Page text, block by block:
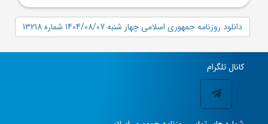
دانلود روزنامه جمهوری اسلامی چهار شنبه 1404/08/07 شماره 13218
کانال تلگرام